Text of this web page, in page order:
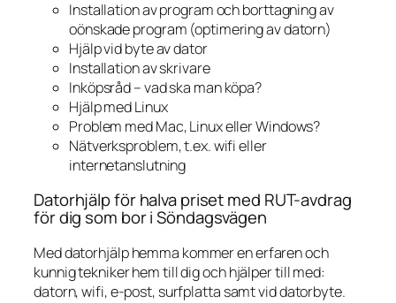
Installation av program och borttagning av
oönskade program (optimering av datorn)
Hjälp vid byte av dator
Installation av skrivare
Inköpsråd – vad ska man köpa?
Hjälp med Linux
Problem med Mac, Linux eller Windows?
Nätverksproblem, t.ex. wifi eller
internetanslutning
Datorhjälp för halva priset med RUT-avdrag
för dig som bor i Söndagsvägen
Med datorhjälp hemma kommer en erfaren och
kunnig tekniker hem till dig och hjälper till med:
datorn, wifi, e-post, surfplatta samt vid datorbyte.